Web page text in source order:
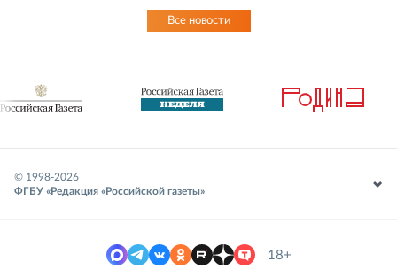
Все новости
© 1998-2026
ФГБУ «Редакция «Российской газеты»
18+